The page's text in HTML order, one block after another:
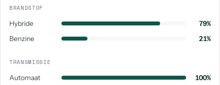
BRANDSTOF
Hybride
79%
Benzine
21%
TRANSMISSIE
Automaat
100%